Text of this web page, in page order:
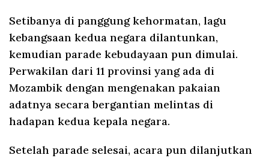
Setibanya di panggung kehormatan, lagu
kebangsaan kedua negara dilantunkan,
kemudian parade kebudayaan pun dimulai.
Perwakilan dari 11 provinsi yang ada di
Mozambik dengan mengenakan pakaian
adatnya secara bergantian melintas di
hadapan kedua kepala negara.
Setelah parade selesai, acara pun dilanjutkan